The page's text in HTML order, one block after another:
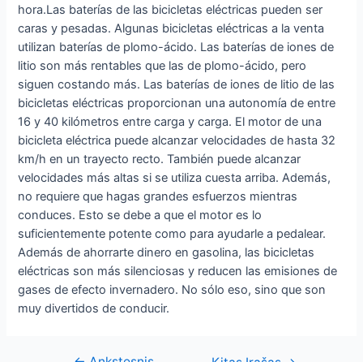
hora.Las baterías de las bicicletas eléctricas pueden ser
caras y pesadas. Algunas bicicletas eléctricas a la venta
utilizan baterías de plomo-ácido. Las baterías de iones de
litio son más rentables que las de plomo-ácido, pero
siguen costando más. Las baterías de iones de litio de las
bicicletas eléctricas proporcionan una autonomía de entre
16 y 40 kilómetros entre carga y carga. El motor de una
bicicleta eléctrica puede alcanzar velocidades de hasta 32
km/h en un trayecto recto. También puede alcanzar
velocidades más altas si se utiliza cuesta arriba. Además,
no requiere que hagas grandes esfuerzos mientras
conduces. Esto se debe a que el motor es lo
suficientemente potente como para ayudarle a pedalear.
Además de ahorrarte dinero en gasolina, las bicicletas
eléctricas son más silenciosas y reducen las emisiones de
gases de efecto invernadero. No sólo eso, sino que son
muy divertidos de conducir.